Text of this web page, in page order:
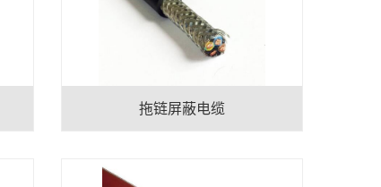
拖链屏蔽电缆